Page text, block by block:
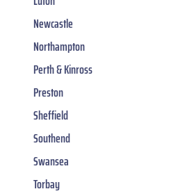
Newcastle
Northampton
Perth & Kinross
Preston
Sheffield
Southend
Swansea
Torbay